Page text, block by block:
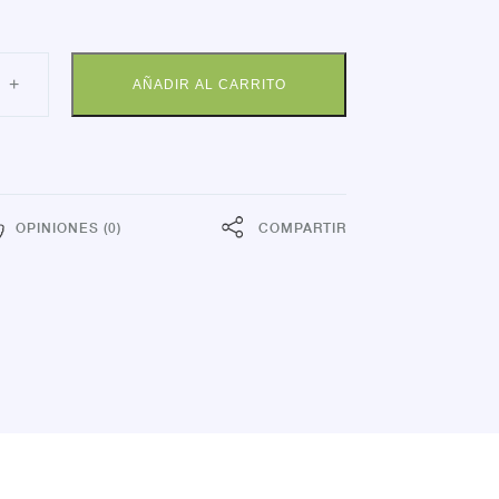
+ AÑADIR AL CARRITO
OPINIONES (0) COMPARTIR